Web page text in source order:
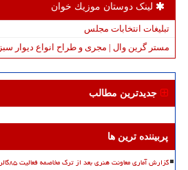
لینک دوستان موزیك خوان
تبلیغات انتخابات مجلس
مستر گرین وال | مجری و طراح انواع دیوار سبز
جدیدترین مطالب
پربیننده ترین ها
گزارش آماری معاونت هنری بعد از ترک مخاصمه فعالیت ۸۵گالری و ۴۷ اجرای موسیقی